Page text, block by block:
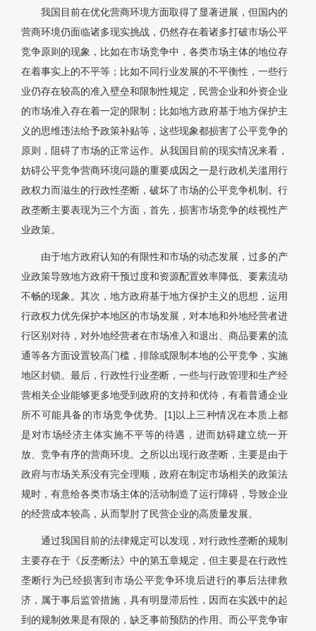
我国目前在优化营商环境方面取得了显著进展，但国内的
营商环境仍面临诸多现实挑战，仍然存在着诸多打破市场公平
竞争原则的现象，比如在市场竞争中，各类市场主体的地位存
在着事实上的不平等；比如不同行业发展的不平衡性，一些行
业仍存在较高的准入壁垒和限制性规定，民营企业和外资企业
的市场准入存在着一定的限制；比如地方政府基于地方保护主
义的思维违法给予政策补贴等，这些现象都损害了公平竞争的
原则，阻碍了市场的正常运作。从我国目前的现实情况来看，
妨碍公平竞争营商环境问题的重要成因之一是行政机关滥用行
政权力而滋生的行政性垄断，破坏了市场的公平竞争机制。行
政垄断主要表现为三个方面，首先，损害市场竞争的歧视性产
业政策。
由于地方政府认知的有限性和市场的动态发展，过多的产
业政策导致地方政府干预过度和资源配置效率降低、要素流动
不畅的现象。其次，地方政府基于地方保护主义的思想，运用
行政权力优先保护本地区的市场发展，对本地和外地经营者进
行区别对待，对外地经营者在市场准入和退出、商品要素的流
通等各方面设置较高门槛，排除或限制本地的公平竞争，实施
地区封锁。最后，行政性行业垄断，一些与行政管理和生产经
营相关企业能够更多地受到政府的支持和优待，有着普通企业
所不可能具备的市场竞争优势。[1]以上三种情况在本质上都
是对市场经济主体实施不平等的待遇，进而妨碍建立统一开
放、竞争有序的营商环境。之所以出现行政垄断，主要是由于
政府与市场关系没有完全理顺，政府在制定市场相关的政策法
规时，有意给各类市场主体的活动制造了运行障碍，导致企业
的经营成本较高，从而掣肘了民营企业的高质量发展。
通过我国目前的法律规定可以发现，对行政性垄断的规制
主要存在于《反垄断法》中的第五章规定，但主要是在行政性
垄断行为已经损害到市场公平竞争环境后进行的事后法律救
济，属于事后监管措施，具有明显滞后性，因而在实践中的起
到的规制效果是有限的，缺乏事前预防的作用。而公平竞争审